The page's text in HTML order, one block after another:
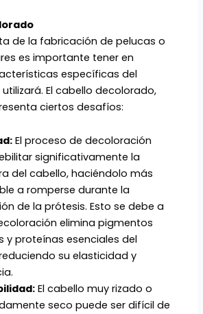
de la fabricación de pelucas o
es importante tener en
específicas del
El cabello decolorado,
ciertos desafíos:
El proceso de decoloración
significativamente la
del cabello, haciéndolo más
a romperse durante la
de la prótesis. Esto se debe a
elimina pigmentos
y proteínas esenciales del
su elasticidad y
El cabello muy rizado o
seco puede ser difícil de